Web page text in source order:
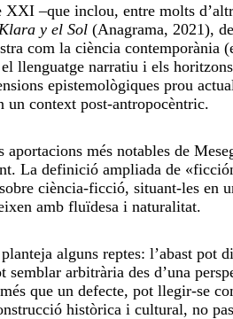
–que inclou, entre molts
Klara y el Sol (Anagrama, 2021),
com la ciència
llenguatge narratiu i els
epistemològiques prou
un context post-antropocèntric.
aportacions més notables de
La definició ampliada de
ciència-ficció, situant-les
amb fluïdesa i naturalitat.
alguns reptes: l’abast
semblar arbitrària des d’una
que un defecte, pot llegir-se
històrica i cultural, no